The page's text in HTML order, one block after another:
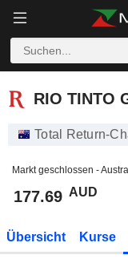
RIO TINTO
RIO TINTO
Total Return-
Markt geschlossen -
177.69 AUD
Übersicht Kurse